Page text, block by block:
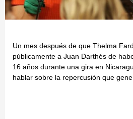
Un mes después de que Thelma
públicamente a Juan Darthés de
16 años durante una gira en
hablar sobre la repercusión que